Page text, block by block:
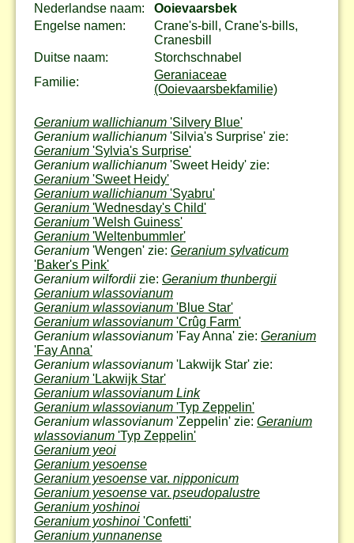
Nederlandse naam:
Ooievaarsbek
Engelse namen:
Crane's-bill, Crane's-bills,
Cranesbill
Duitse naam:
Storchschnabel
Familie:
Geraniaceae
(Ooievaarsbekfamilie)
Geranium wallichianum 'Silvery Blue'
Geranium wallichianum 'Silvia's Surprise' zie:
Geranium 'Sylvia's Surprise'
Geranium wallichianum 'Sweet Heidy' zie:
Geranium 'Sweet Heidy'
Geranium wallichianum 'Syabru'
Geranium 'Wednesday's Child'
Geranium 'Welsh Guiness'
Geranium 'Weltenbummler'
Geranium 'Wengen' zie: Geranium sylvaticum
'Baker's Pink'
Geranium wilfordii zie: Geranium thunbergii
Geranium wlassovianum
Geranium wlassovianum 'Blue Star'
Geranium wlassovianum 'Crûg Farm'
Geranium wlassovianum 'Fay Anna' zie: Geranium
'Fay Anna'
Geranium wlassovianum 'Lakwijk Star' zie:
Geranium 'Lakwijk Star'
Geranium wlassovianum Link
Geranium wlassovianum 'Typ Zeppelin'
Geranium wlassovianum 'Zeppelin' zie: Geranium
wlassovianum 'Typ Zeppelin'
Geranium yeoi
Geranium yesoense
Geranium yesoense var. nipponicum
Geranium yesoense var. pseudopalustre
Geranium yoshinoi
Geranium yoshinoi 'Confetti'
Geranium yunnanense